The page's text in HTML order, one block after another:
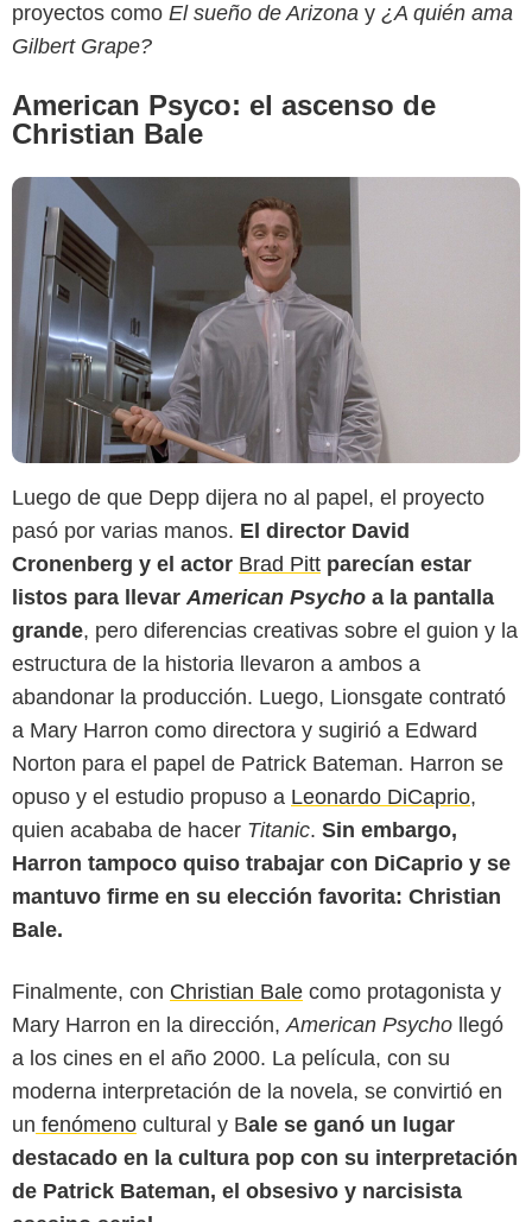
proyectos como El sueño de Arizona y ¿A quién ama
Gilbert Grape?
American Psyco: el ascenso de
Christian Bale
Luego de que Depp dijera no al papel, el proyecto
pasó por varias manos. El director David
Cronenberg y el actor Brad Pitt parecían estar
listos para llevarAmerican Psycho a la pantalla
grande, pero diferencias creativas sobre el guion y la
estructura de la historia llevaron a ambos a
abandonar la producción. Luego, Lionsgate contrató
a Mary Harron como directora y sugirió a Edward
Norton para el papel de Patrick Bateman. Harron se
opuso y el estudio propuso a Leonardo DiCaprio,
quien acababa de hacer Titanic. Sin embargo,
Harron tampoco quiso trabajar con DiCaprio y se
mantuvo firme en su elección favorita: Christian
Bale.
Finalmente, con Christian Bale como protagonista y
Mary Harron en la dirección,American Psycho llegó
a los cines en el año 2000. La película, con su
moderna interpretación de la novela, se convirtió en
un fenómeno cultural y Bale se ganó un lugar
destacado en la cultura pop con su interpretación
de Patrick Bateman, el obsesivo y narcisista